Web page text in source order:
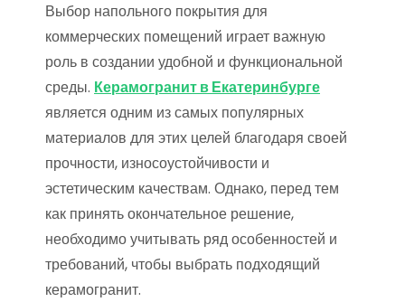
Выбор напольного покрытия для
коммерческих помещений играет важную
роль в создании удобной и функциональной
среды. Керамогранит в Екатеринбурге
является одним из самых популярных
материалов для этих целей благодаря своей
прочности, износоустойчивости и
эстетическим качествам. Однако, перед тем
как принять окончательное решение,
необходимо учитывать ряд особенностей и
требований, чтобы выбрать подходящий
керамогранит.